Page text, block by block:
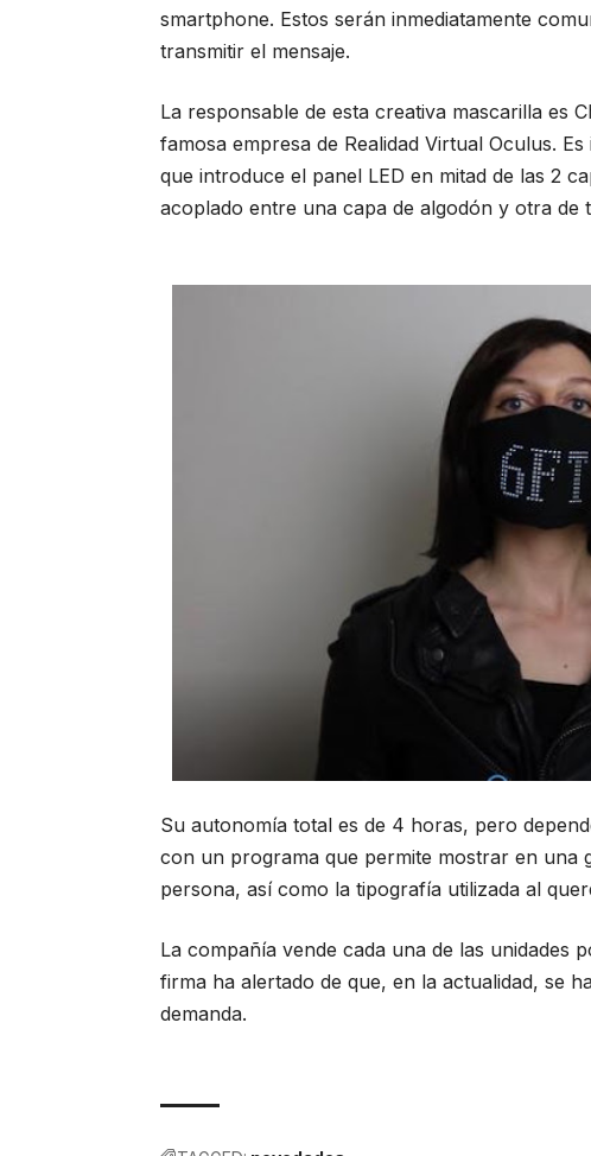
smartphone. Estos serán inmediatamente
transmitir el mensaje.
La responsable de esta creativa mascarilla es
famosa empresa de Realidad Virtual Oculus.
que introduce el panel LED en mitad de las 2
acoplado entre una capa de algodón y otra de
Su autonomía total es de 4 horas, pero
con un programa que permite mostrar en una
persona, así como la tipografía utilizada al
La compañía vende cada una de las
firma ha alertado de que, en la actualidad, se
demanda.